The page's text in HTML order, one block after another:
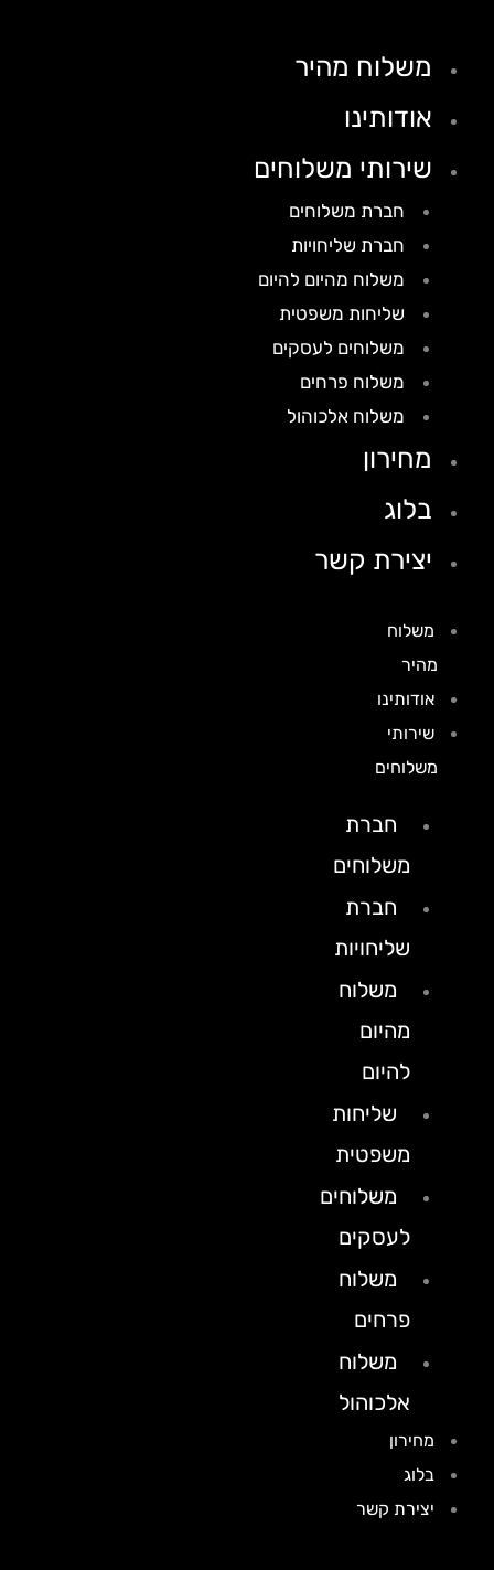
משלוח מהיר
אודותינו
שירותי משלוחים
חברת משלוחים
חברת שליחויות
משלוח מהיום להיום
שליחות משפטית
משלוחים לעסקים
משלוח פרחים
משלוח אלכוהול
מחירון
בלוג
יצירת קשר
משלוח
אודותינו
שירותי
משלוחים
חברת
משלוחים
חברת
שליחויות
משלוח
מהיום
להיום
שליחות
משפטית
משלוחים
לעסקים
משלוח
פרחים
משלוח
אלכוהול
מחירון
בלוג
יצירת קשר